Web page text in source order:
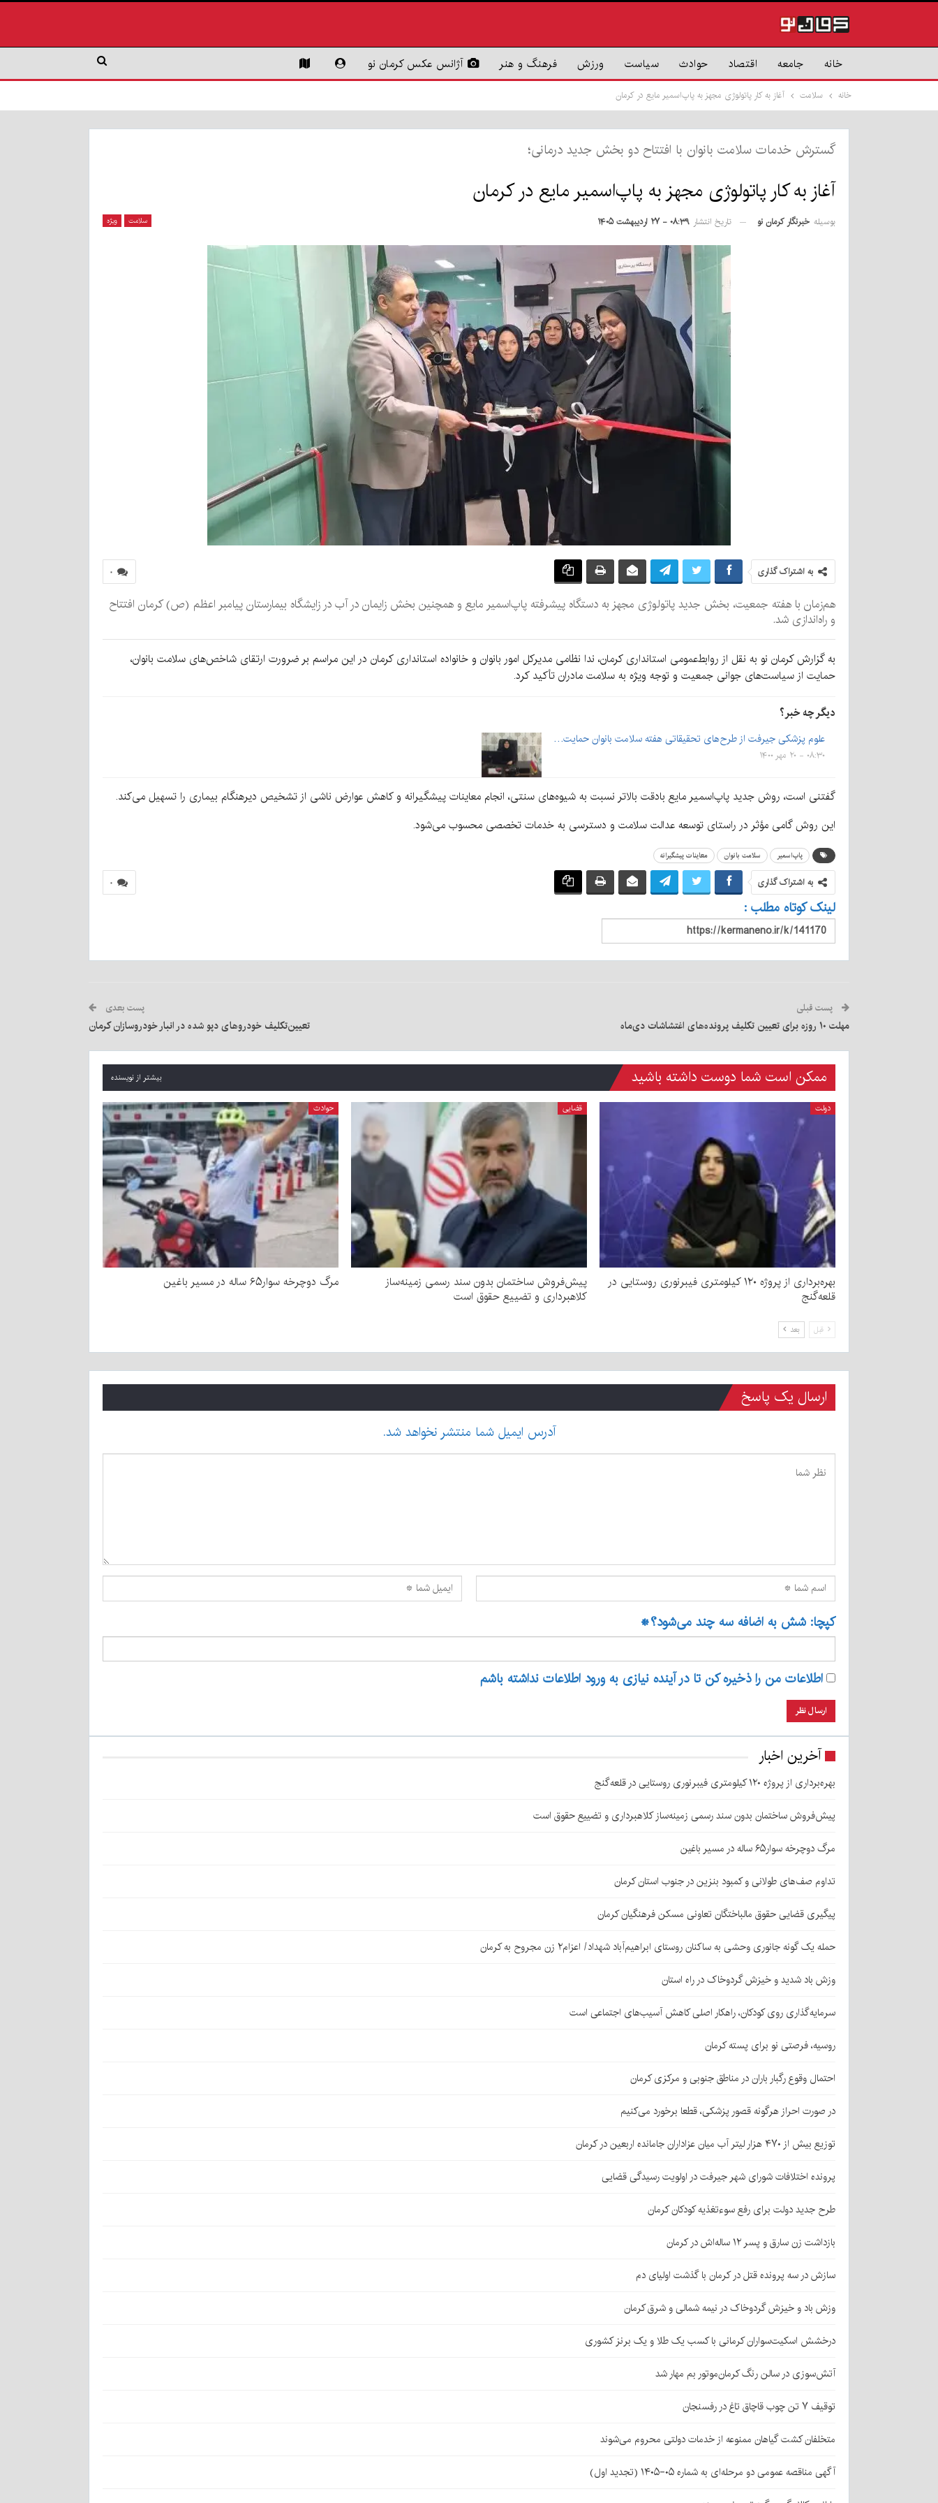
خانه جامعه اقتصاد حوادث سیاست ورزش فرهنگ و هنر آژانس عکس کرمان نو
خانه سلامت آغاز به کار پاتولوژی مجهز به پاپ‌اسمیر مایع در کرمان
گسترش خدمات سلامت بانوان با افتتاح دو بخش جدید درمانی؛
آغاز به کار پاتولوژی مجهز به پاپ‌اسمیر مایع در کرمان
سلامت ویژه بوسیله خبرنگار کرمان نو تاریخ انتشار ۰۸:۳۹ - ۲۷ اردیبهشت ۱۴۰۵
۰ به اشتراک گذاری
هم‌زمان با هفته جمعیت، بخش جدید پاتولوژی مجهز به دستگاه پیشرفته پاپ‌اسمیر مایع و همچنین بخش زایمان در آب در زایشگاه بیمارستان پیامبر اعظم (ص) کرمان افتتاح
و راه‌اندازی شد.
به گزارش کرمان نو به نقل از روابط‌عمومی استانداری کرمان، ندا نظامی مدیرکل امور بانوان و خانواده استانداری کرمان در این مراسم بر ضرورت ارتقای شاخص‌های سلامت بانوان،
حمایت از سیاست‌های جوانی جمعیت و توجه ویژه به سلامت مادران تأکید کرد.
دیگر چه خبر؟
علوم پزشکی جیرفت از طرح‌های تحقیقاتی هفته سلامت بانوان حمایت…
۰۸:۳۰ - ۲۰ مهر ۱۴۰۰
گفتنی است، روش جدید پاپ‌اسمیر مایع بادقت بالاتر نسبت به شیوه‌های سنتی، انجام معاینات پیشگیرانه و کاهش عوارض ناشی از تشخیص دیرهنگام بیماری را تسهیل می‌کند.
این روش گامی مؤثر در راستای توسعه عدالت سلامت و دسترسی به خدمات تخصصی محسوب می‌شود.
پاپ‌اسمیر سلامت بانوان معاینات پیشگیرانه
۰ به اشتراک گذاری
لینک کوتاه مطلب :
پست قبلی
مهلت ۱۰ روزه برای تعیین تکلیف پرونده‌های اغتشاشات دی‌ماه
پست بعدی
تعیین‌تکلیف خودروهای دپو شده در انبار خودروسازان کرمان
ممکن است شما دوست داشته باشید بیشتر از نویسنده
دولت
بهره‌برداری از پروژه ۱۲۰ کیلومتری فیبرنوری روستایی در
قلعه‌گنج
قضایی
پیش‌فروش ساختمان بدون سند رسمی زمینه‌ساز
کلاهبرداری و تضییع حقوق است
حوادث
مرگ دوچرخه سوار۶۵ ساله در مسیر باغین
قبل بعد
ارسال یک پاسخ
آدرس ایمیل شما منتشر نخواهد شد.
کپچا: شش به اضافه سه چند می‌شود؟*
اطلاعات من را ذخیره کن تا در آینده نیازی به ورود اطلاعات نداشته باشم
آخرین اخبار
بهره‌برداری از پروژه ۱۲۰ کیلومتری فیبرنوری روستایی در قلعه‌گنج
پیش‌فروش ساختمان بدون سند رسمی زمینه‌ساز کلاهبرداری و تضییع حقوق است
مرگ دوچرخه سوار۶۵ ساله در مسیر باغین
تداوم صف‌های طولانی و کمبود بنزین در جنوب استان کرمان
پیگیری قضایی حقوق مالباختگان تعاونی مسکن فرهنگیان کرمان
حمله یک گونه جانوری وحشی به ساکنان روستای ابراهیم‌آباد شهداد/ اعزام۲ زن مجروح به کرمان
وزش باد شدید و خیزش گردوخاک در راه استان
سرمایه‌گذاری روی کودکان، راهکار اصلی کاهش آسیب‌های اجتماعی است
روسیه، فرصتی نو برای پسته کرمان
احتمال وقوع رگبار باران در مناطق جنوبی و مرکزی کرمان
در صورت احراز هرگونه قصور پزشکی، قطعا برخورد می‌کنیم
توزیع بیش از ۴۷۰ هزار لیتر آب میان عزاداران جامانده اربعین در کرمان
پرونده اختلافات شورای شهر جیرفت در اولویت رسیدگی قضایی
طرح جدید دولت برای رفع سوءتغذیه کودکان کرمان
بازداشت زن سارق و پسر ۱۲ ساله‌اش در کرمان
سازش در سه پرونده قتل در کرمان با گذشت اولیای دم
وزش باد و خیزش گردوخاک در نیمه شمالی و شرق کرمان
درخشش اسکیت‌سواران کرمانی با کسب یک طلا و یک برنز کشوری
آتش‌سوزی در سالن رنگ کرمان‌موتور بم مهار شد
توقیف ۷ تن چوب قاچاق تاغ در رفسنجان
متخلفان کشت گیاهان ممنوعه از خدمات دولتی محروم می‌شوند
آگهی مناقصه عمومی دو مرحله‌ای به شماره ۰۵-۱۴۰۵ (تجدید اول)